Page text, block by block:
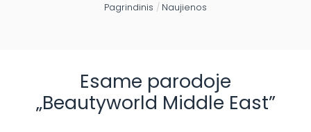
Pagrindinis / Naujienos
Esame parodoje
„Beautyworld Middle East”